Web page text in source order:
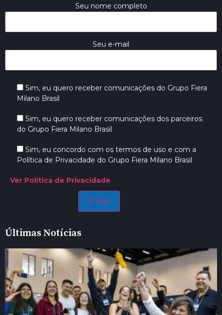
Seu nome completo
Seu e-mail
Sim, eu quero receber comunicações do Grupo Fiera
Milano Brasil
Sim, eu quero receber comunicações dos parceiros
do Grupo Fiera Milano Brasil
Sim, eu concordo com os termos de uso e com a
Política de Privacidade do Grupo Fiera Milano Brasil
Ver Política de Privacidade
Últimas Notícias